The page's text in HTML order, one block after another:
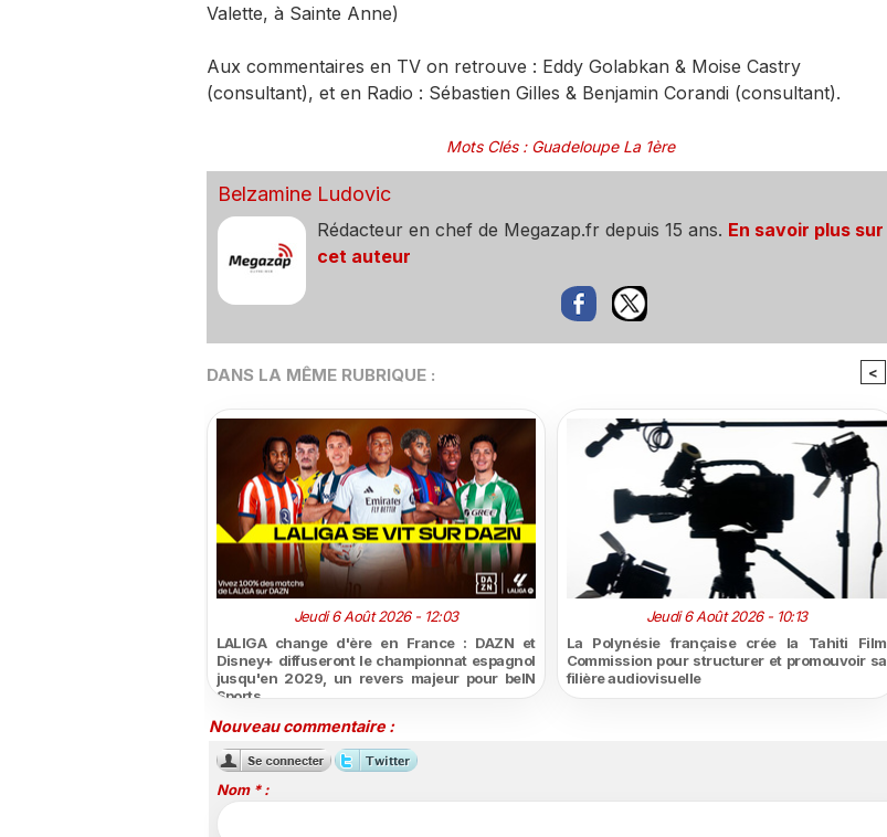
Valette, à Sainte Anne)
Aux commentaires en TV on retrouve : Eddy Golabkan & Moise Castry
(consultant), et en Radio : Sébastien Gilles & Benjamin Corandi (consultant).
Mots Clés: Guadeloupe La 1ère
Belzamine Ludovic
Rédacteur en chef de Megazap.fr depuis 15 ans. En savoir plus sur
cet auteur
DANS LA MÊME RUBRIQUE : <
Jeudi 6 Août 2026 - 12:03
LALIGA change d'ère en France : DAZN et
Disney+ diffuseront le championnat espagnol
jusqu'en 2029, un revers majeur pour beIN
Sports
Jeudi 6 Août 2026 - 10:13
La Polynésie française crée la Tahiti Film
Commission pour structurer et promouvoir sa
filière audiovisuelle
Nouveau commentaire :
Nom * :